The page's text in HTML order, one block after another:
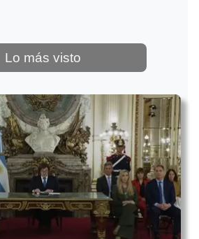
Lo más visto